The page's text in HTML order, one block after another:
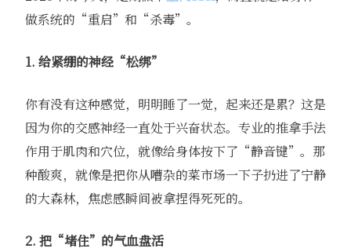
做系统的“重启”和“杀毒”。
1. 给紧绷的神经“松绑”
你有没有这种感觉，明明睡了一觉，起来还是累？这是
因为你的交感神经一直处于兴奋状态。专业的推拿手法
作用于肌肉和穴位，就像给身体按下了“静音键”。那
种酸爽，就像是把你从嘈杂的菜市场一下子扔进了宁静
的大森林，焦虑感瞬间被拿捏得死死的。
2. 把“堵住”的气血盘活